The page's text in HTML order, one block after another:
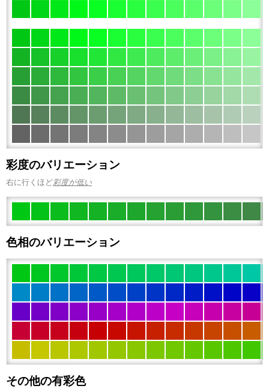
彩度のバリエーション
右に行くほど彩度が低い
色相のバリエーション
その他の有彩色